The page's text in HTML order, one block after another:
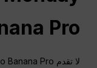
Pro